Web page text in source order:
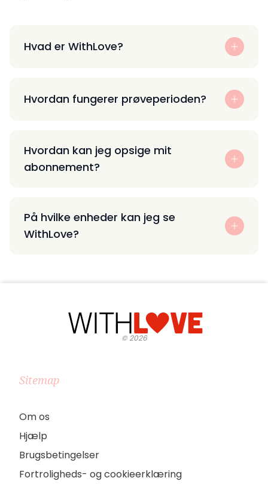
Hvad er WithLove?
Hvordan fungerer prøveperioden?
Hvordan kan jeg opsige mit
abonnement?
På hvilke enheder kan jeg se
WithLove?
©2026
Sitemap
Om os
Hjælp
Brugsbetingelser
Fortroligheds- og cookieerklæring